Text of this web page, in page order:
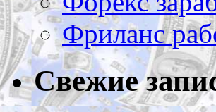
Фриланс
Свежие